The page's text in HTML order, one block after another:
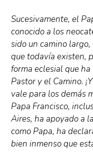
Sucesivamente, el
conocido a los
sido un camino
que todavía existen,
forma eclesial que
Pastor y el Camino.
vale para los demás
Papa Francisco,
Aires, ha apoyado a
como Papa, ha
bien inmenso que